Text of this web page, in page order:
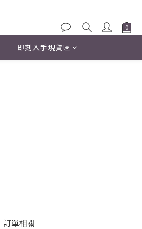
即刻入手現貨區
訂單相關